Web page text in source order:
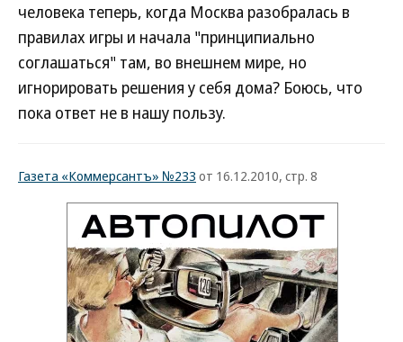
человека теперь, когда Москва разобралась в
правилах игры и начала "принципиально
соглашаться" там, во внешнем мире, но
игнорировать решения у себя дома? Боюсь, что
пока ответ не в нашу пользу.
Газета «Коммерсантъ» №233 от 16.12.2010, стр. 8